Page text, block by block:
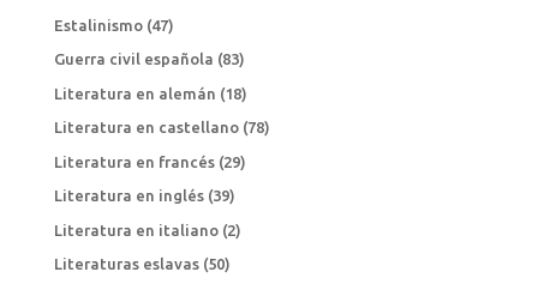
Estalinismo(47)
Guerra civil española (83)
Literatura en alemán (18)
Literatura en castellano(78)
Literatura en francés(29)
Literatura en inglés(39)
Literatura en italiano(2)
Literaturas eslavas(50)